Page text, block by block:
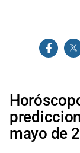
mayo de